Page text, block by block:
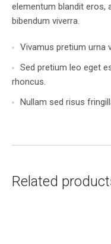
elementum blandit eros,
bibendum viverra.
Vivamus pretium urna
Sed pretium leo eget
rhoncus.
Nullam sed risus
Related